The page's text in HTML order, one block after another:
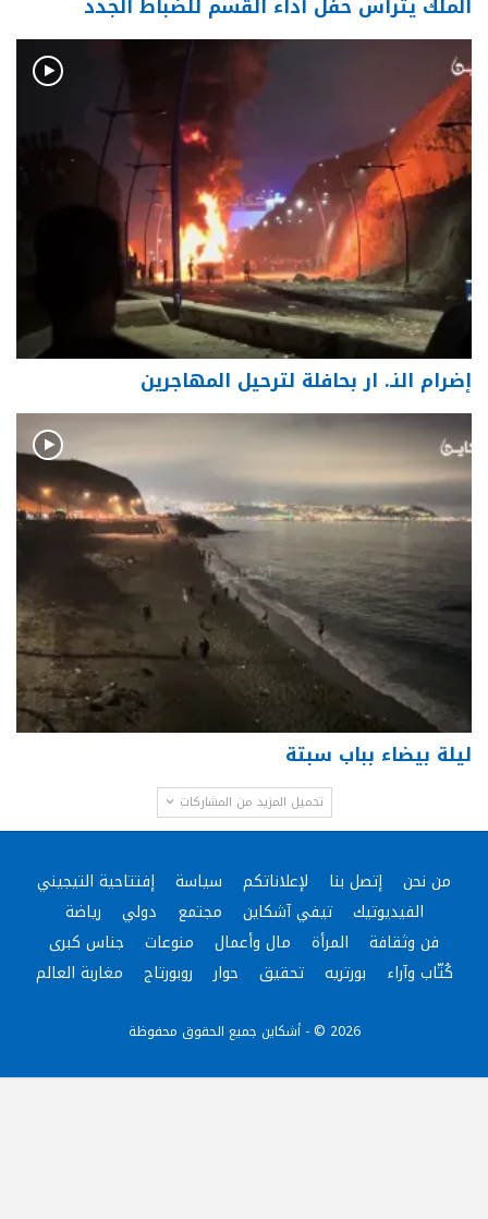
إضرام النـ. ار بحافلة لترحيل المهاجرين
ليلة بيضاء بباب سبتة
تحميل المزيد من المشاركات
من نحن إتصل بنا لإعلاناتكم سياسة
إفتتاحية التيجيني
الفيديوتيك
تيفي آشكاين مجتمع دولي
رياضة
فن وثقافة
المرأة مال وأعمال منوعات
جناس كبرى
كُتّاب وآراء
بورتريه تحقيق حوار روبورتاج مغاربة العالم
2026 © - أشكاين جميع الحقوق محفوظة